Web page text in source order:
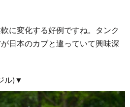
に変化する好例ですね。タンク
日本のカブと違っていて興味深
ル)▼